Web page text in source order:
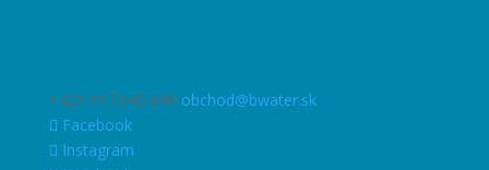
+421 917 045 849 obchod@bwater.sk
Facebook
Instagram